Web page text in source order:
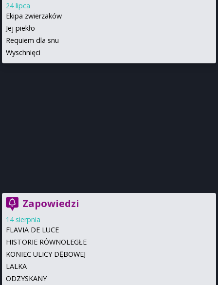
24 lipca
Ekipa zwierzaków
Jej piekło
Requiem dla snu
Wyschnięci
Zapowiedzi
14 sierpnia
FLAVIA DE LUCE
HISTORIE RÓWNOLEGŁE
KONIEC ULICY DĘBOWEJ
LALKA
ODZYSKANY